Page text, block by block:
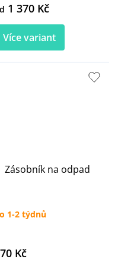
1 370 Kč
Více variant
Zásobník na odpad
1-2 týdnů
Kč